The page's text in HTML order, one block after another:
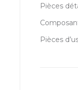
Pièces
Pièces